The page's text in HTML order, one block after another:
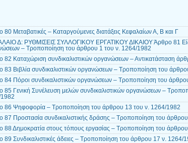
80 Μεταβατικές – Καταργούμενες διατάξεις Κεφαλαίων Α, Β και Γ
Δ: ΡΥΘΜΙΣΕΙΣ ΣΥΛΛΟΓΙΚΟΥ ΕΡΓΑΤΙΚΟΥ ΔΙΚΑΙΟΥ Άρθρο 81
– Τροποποίηση του άρθρου 1 του ν. 1264/1982
82 Καταχώριση συνδικαλιστικών οργανώσεων – Αντικατάσταση
83 Βιβλία συνδικαλιστικών οργανώσεων – Τροποποίηση του
84 Πόροι συνδικαλιστικών οργανώσεων – Τροποποίηση του
85 Γενική Συνέλευση μελών συνδικαλιστικών οργανώσεων –
86 Ψηφοφορία – Τροποποίηση του άρθρου 13 του ν. 1264/1982
87 Προστασία συνδικαλιστικής δράσης – Τροποποίηση του
88 Δημοκρατία στους τόπους εργασίας – Τροποποίηση του
89 Συνδικαλιστικές άδειες – Τροποποίηση του άρθρου 17 ν. 1264/